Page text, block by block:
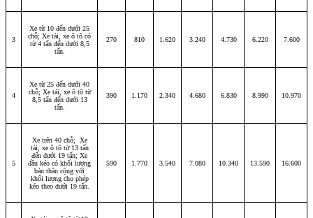
3
Xe từ 10 đến dưới 25
chỗ; Xe tải, xe ô tô có
từ 4 tấn đến dưới 8,5
tấn.
270 810 1.620 3.240 4.730 6.220 7.600
4
Xe từ 25 đến dưới 40
chỗ; Xe tải, xe ô tô từ
8,5 tấn đến dưới 13
tấn.
390 1.170 2.340 4.680 6.830 8.990 10.970
5
Xe trên 40 chỗ; Xe
tải, xe ô tô từ 13 tấn
đến dưới 19 tấn; Xe
đầu kéo có khối lượng
bản thân cộng với
khối lượng cho phép
kéo theo dưới 19 tấn.
590 1.770 3.540 7.080 10.340 13.590 16.600